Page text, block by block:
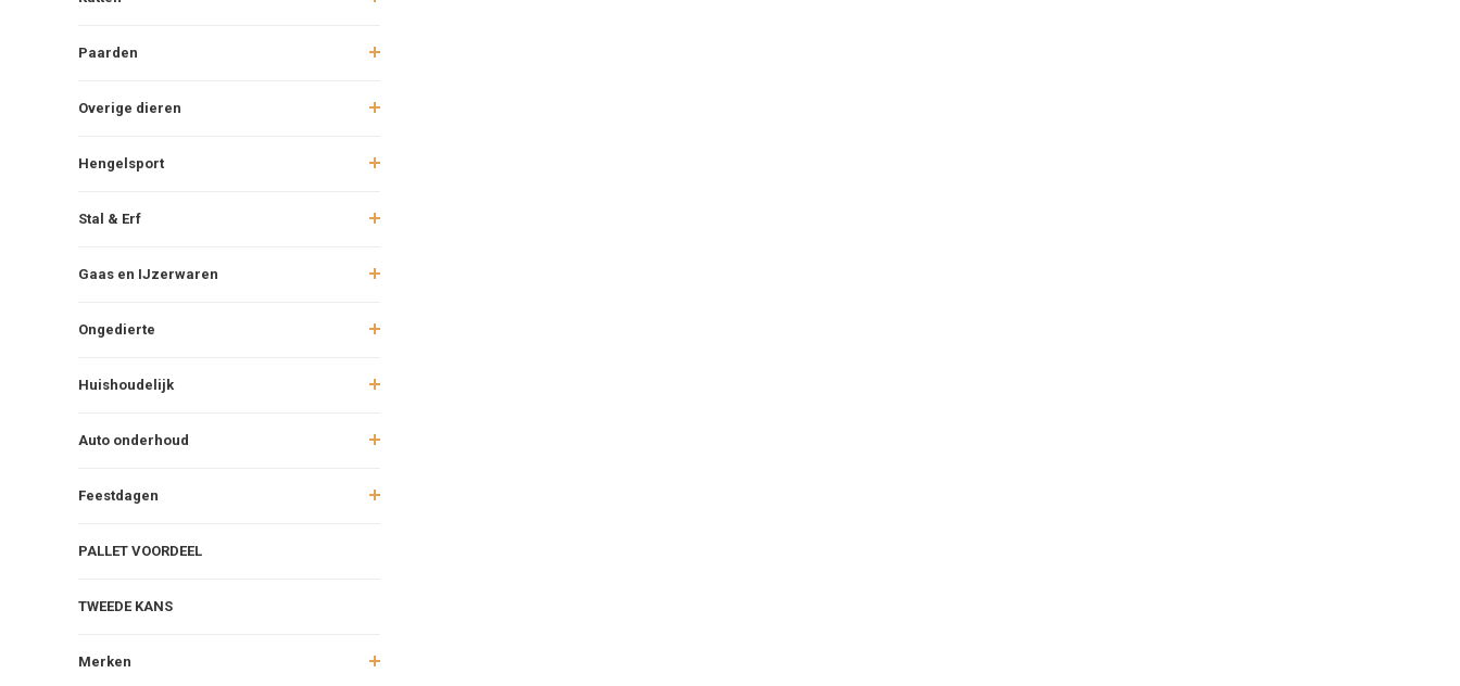
Paarden
Overige dieren
Hengelsport
Stal & Erf
Gaas en IJzerwaren
Ongedierte
Huishoudelijk
Auto onderhoud
Feestdagen
PALLET VOORDEEL
TWEEDE KANS
Merken